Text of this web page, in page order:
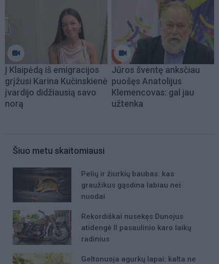
Į Klaipėdą iš emigracijos
grįžusi Karina Kučinskienė
įvardijo didžiausią savo
norą
Jūros šventę anksčiau
puošęs Anatolijus
Klemencovas: gal jau
užtenka
Šiuo metu skaitomiausi
Pelių ir žiurkių baubas: kas
graužikus gąsdina labiau nei
nuodai
Rekordiškai nusekęs Dunojus
atidengė II pasaulinio karo laikų
radinius
Geltonuoja agurkų lapai: kalta ne